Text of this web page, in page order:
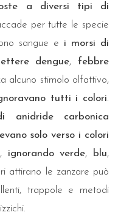
a diversi tipi di
per tutte le specie
sangue e i morsi di
dengue, febbre
alcuno stimolo olfattivo,
tutti i colori.
anidride carbonica
solo verso i colori
, ignorando verde, blu,
attirano le zanzare può
trappole e metodi